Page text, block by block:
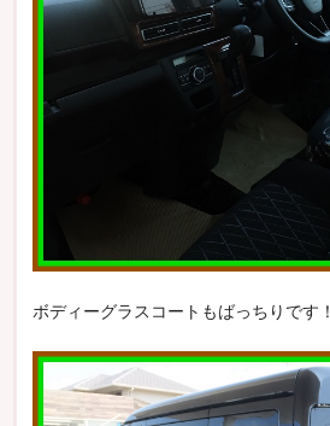
ボディーグラスコートもばっちりです！